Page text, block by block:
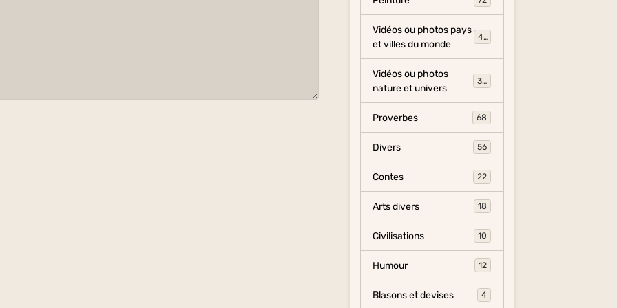
Vidéos ou photos pays
et villes du monde
454
Vidéos ou photos
nature et univers
325
Proverbes 68
Divers 56
Contes 22
Arts divers 18
Civilisations 10
Humour 12
Blasons et devises 4